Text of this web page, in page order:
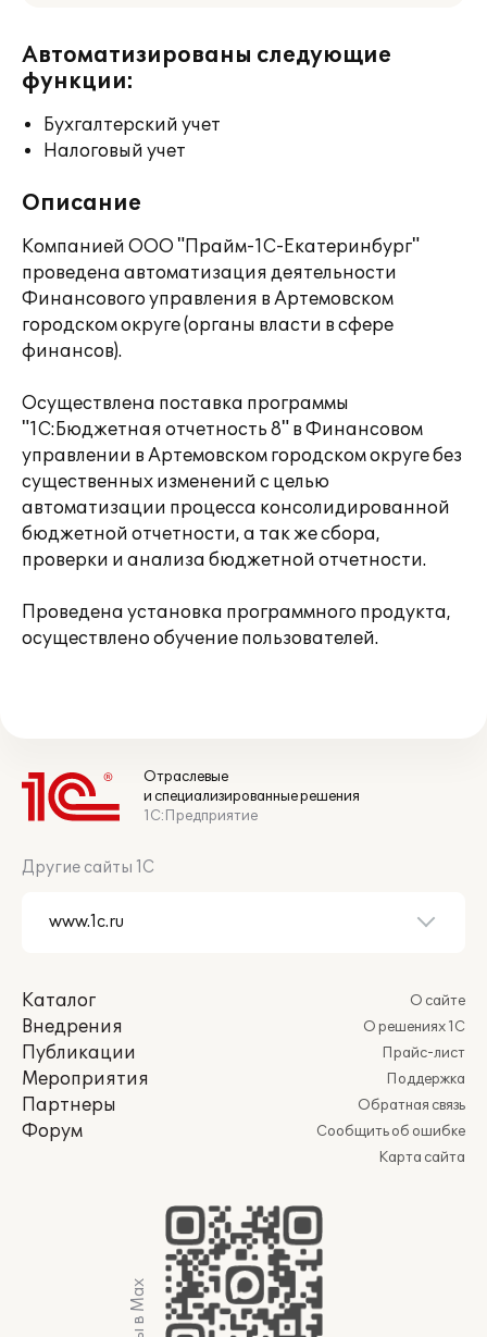
Автоматизированы следующие
функции:
Бухгалтерский учет
Налоговый учет
Описание
Компанией ООО "Прайм-1С-Екатеринбург"
проведена автоматизация деятельности
Финансового управления в Артемовском
городском округе (органы власти в сфере
финансов).
Осуществлена поставка программы
"1С:Бюджетная отчетность 8" в Финансовом
управлении в Артемовском городском округе без
существенных изменений с целью
автоматизации процесса консолидированной
бюджетной отчетности, а так же сбора,
проверки и анализа бюджетной отчетности.
Проведена установка программного продукта,
осуществлено обучение пользователей.
Отраслевые
и специализированные решения
1С:Предприятие
Другие сайты 1С
Каталог
Внедрения
Публикации
Мероприятия
Партнеры
Форум
О сайте
О решениях 1С
Прайс-лист
Поддержка
Обратная связь
Сообщить об ошибке
Карта сайта
Мы в Max